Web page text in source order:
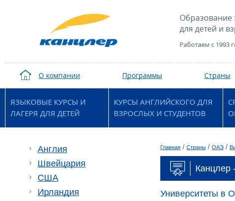
Образование
для детей и
Работаем с 1993
О компании Программы Страны
ЯЗЫКОВЫЕ КУРСЫ И
ЛАГЕРЯ ДЛЯ ДЕТЕЙ
КУРСЫ АНГЛИЙСКОГО ДЛЯ
ВЗРОСЛЫХ И СТУДЕНТОВ
Англия
Швейцария
США
Ирландия
Главная / Страны / ОАЭ /
Канцлер
Университеты в